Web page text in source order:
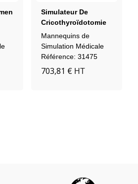
Simulateur De
Cricothyroïdotomie
Mannequins de
Simulation Médicale
Référence: 31475
703,81 € HT